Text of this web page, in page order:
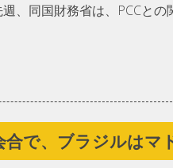
週、同国財務省は、PCCと
合で、ブラジルはマ